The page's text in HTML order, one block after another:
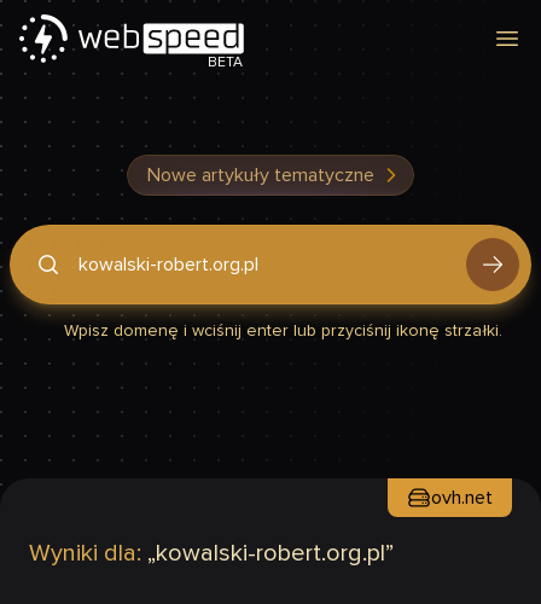
BETA
Nowe artykuły tematyczne
Podaj domenę, by sprawdzić, czy Twoja strona jest szybka
Wpisz domenę i wciśnij enter lub przyciśnij ikonę strzałki.
Wyniki dla: „kowalski-robert.org.pl ”
ovh.net